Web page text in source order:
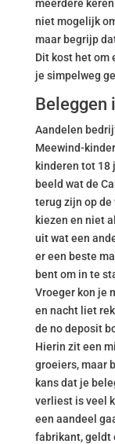
meerdere
niet mogelijk
maar begrijp
Dit kost het om
je simpelweg
Beleggen
Aandelen
Meewind-
kinderen tot
beeld wat de
terug zijn op
kiezen en niet
uit wat een
er een beste
bent om in te
Vroeger kon je
en nacht liet
de no deposit
Hierin zit een
groeiers, maar
kans dat je
verliest is veel
een aandeel
fabrikant, geldt